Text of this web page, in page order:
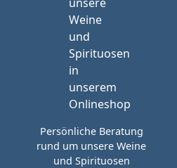
Persönliche Beratung
rund um unsere Weine
und Spirituosen